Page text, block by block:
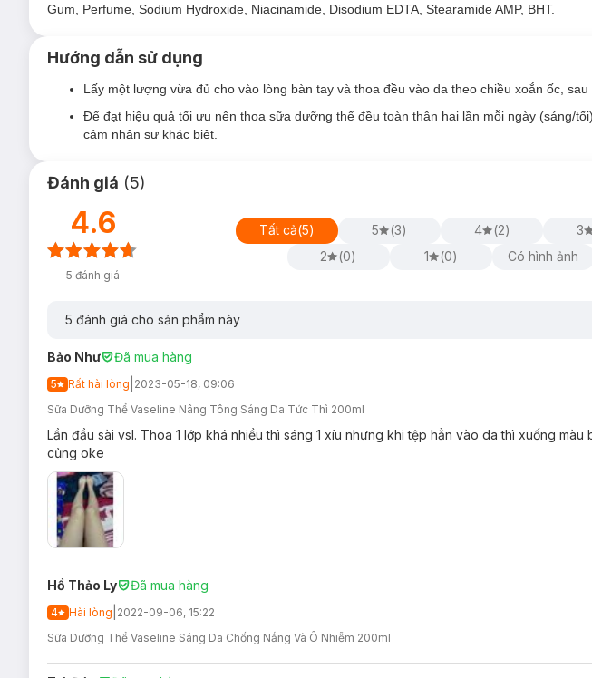
Gum, Perfume, Sodium Hydroxide, Niacinamide, Disodium EDTA, Stearamide AMP, BHT.
Hướng dẫn sử dụng
Lấy một lượng vừa đủ cho vào lòng bàn tay và thoa đều vào da theo chiều xoắn ốc,
Để đạt hiệu quả tối ưu nên thoa sữa dưỡng thể đều toàn thân hai lần mỗi ngày (sáng/
cảm nhận sự khác biệt.
Đánh giá (5)
4.6
5 đánh giá
Tất cả(5) 5 (3) 4 (2) 3
2
(0) 1 (0) Có hình ảnh
5 đánh giá cho sản phẩm này
Bảo Như Đã mua hàng
5 Rất hài lòng 2023-05-18, 09:06
Sữa Dưỡng Thể Vaseline Nâng Tông Sáng Da Tức Thì 200ml
Lần đầu sài vsl. Thoa 1 lớp khá nhiều thì sáng 1 xíu nhưng khi tệp hẳn vào da thì xuống
củng oke
Hồ Thảo Ly Đã mua hàng
4 Hài lòng 2022-09-06, 15:22
Sữa Dưỡng Thể Vaseline Sáng Da Chống Nắng Và Ô Nhiễm 200ml